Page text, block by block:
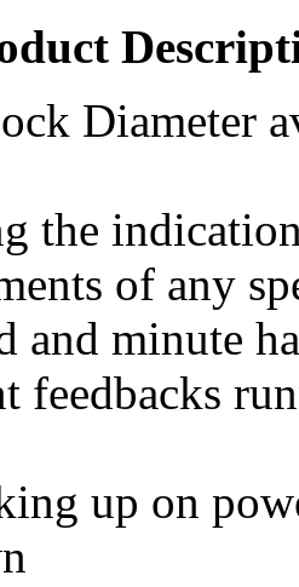
Diameter
the
of any
and minute
feedbacks
up on